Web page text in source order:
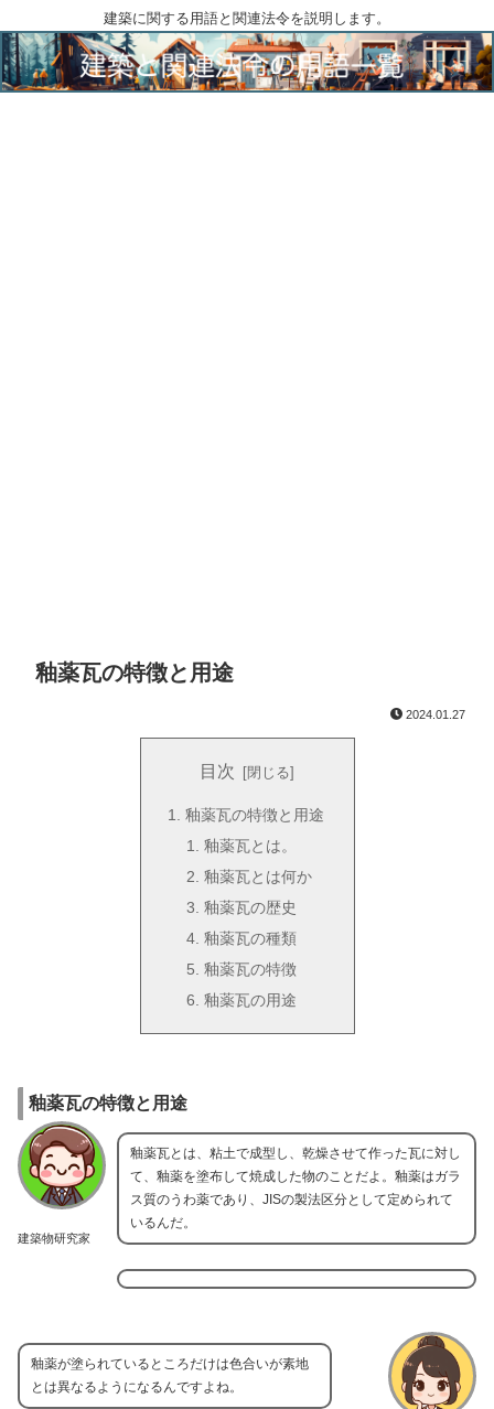
建築に関する用語と関連法令を説明します。
釉薬瓦の特徴と用途
2024.01.27
目次
釉薬瓦の特徴と用途
釉薬瓦とは。
釉薬瓦とは何か
釉薬瓦の歴史
釉薬瓦の種類
釉薬瓦の特徴
釉薬瓦の用途
釉薬瓦の特徴と用途
建築物研究家
釉薬瓦とは、粘土で成型し、乾燥させて作った瓦に対し
て、釉薬を塗布して焼成した物のことだよ。釉薬はガラ
ス質のうわ薬であり、JISの製法区分として定められて
いるんだ。
釉薬が塗られているところだけは色合いが素地
とは異なるようになるんですよね。